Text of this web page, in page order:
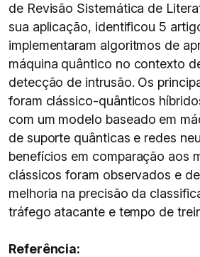
de Revisão Sistemática de
sua aplicação, identificou 5
implementaram algoritmos de
máquina quântico no contexto
detecção de intrusão. Os
foram clássico-quânticos
com um modelo baseado em
de suporte quânticas e redes
benefícios em comparação aos
clássicos foram observados e
melhoria na precisão da
tráfego atacante e tempo de
Referência: